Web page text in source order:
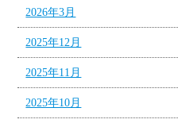
2026年3月
2025年12月
2025年11月
2025年10月